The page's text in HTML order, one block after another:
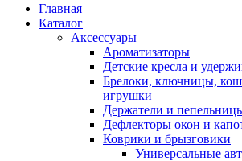
Главная
Каталог
Аксессуары
Ароматизаторы
Детские кресла и
Брелоки, ключницы,
игрушки
Держатели и
Дефлекторы окон и
Коврики и брызговики
Универсальные